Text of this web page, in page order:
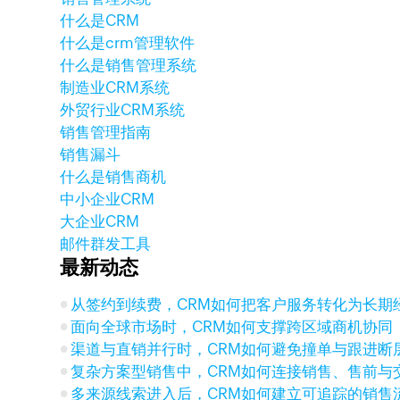
什么是CRM
什么是crm管理软件
什么是销售管理系统
制造业CRM系统
外贸行业CRM系统
销售管理指南
销售漏斗
什么是销售商机
中小企业CRM
大企业CRM
邮件群发工具
最新动态
从签约到续费，CRM如何把客户服务转化为长期
面向全球市场时，CRM如何支撑跨区域商机协同
渠道与直销并行时，CRM如何避免撞单与跟进断
复杂方案型销售中，CRM如何连接销售、售前与
多来源线索进入后，CRM如何建立可追踪的销售